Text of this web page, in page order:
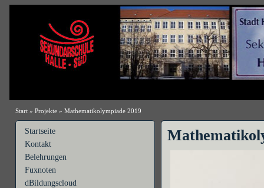
Start» Projekte» Mathematikolympiade 2019
Startseite
Kontakt
Belehrungen
Fuxnoten
dBildungscloud